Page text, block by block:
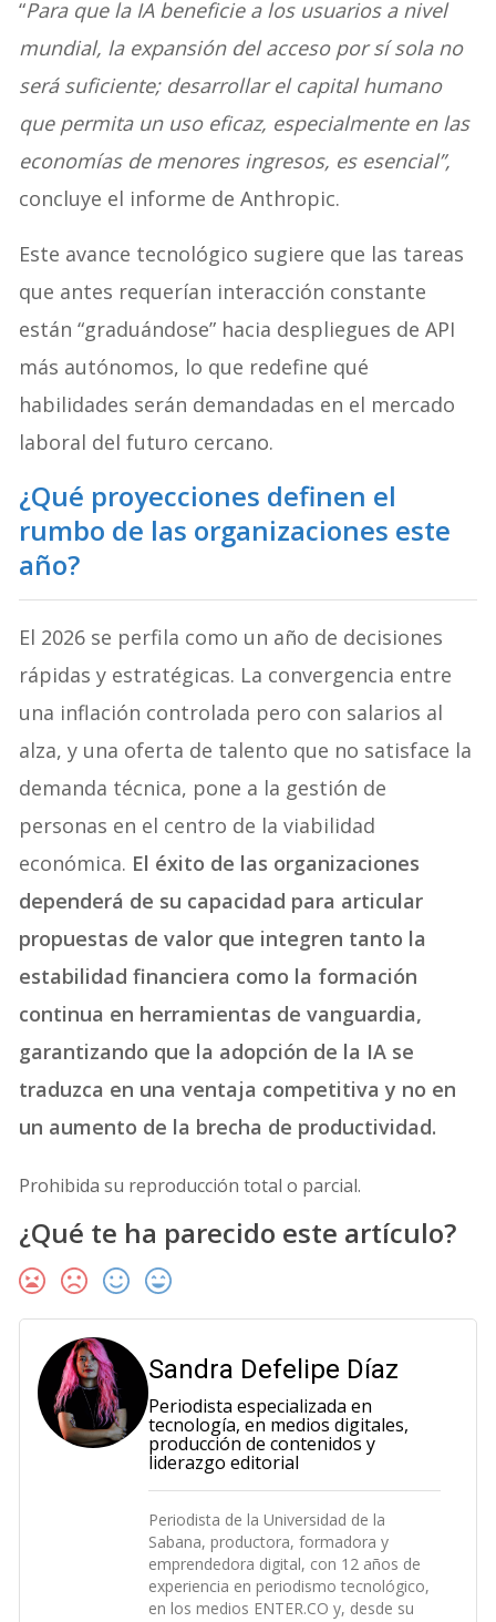
“Para que la IA beneficie a los usuarios a nivel
mundial, la expansión del acceso por sí sola no
será suficiente; desarrollar el capital humano
que permita un uso eficaz, especialmente en las
economías de menores ingresos, es esencial”,
concluye el informe de Anthropic.
Este avance tecnológico sugiere que las tareas
que antes requerían interacción constante
están “graduándose” hacia despliegues de API
más autónomos, lo que redefine qué
habilidades serán demandadas en el mercado
laboral del futuro cercano.
¿Qué proyecciones definen el
rumbo de las organizaciones este
año?
El 2026 se perfila como un año de decisiones
rápidas y estratégicas. La convergencia entre
una inflación controlada pero con salarios al
alza, y una oferta de talento que no satisface la
demanda técnica, pone a la gestión de
personas en el centro de la viabilidad
económica. El éxito de las organizaciones
dependerá de su capacidad para articular
propuestas de valor que integren tanto la
estabilidad financiera como la formación
continua en herramientas de vanguardia,
garantizando que la adopción de la IA se
traduzca en una ventaja competitiva y no en
un aumento de la brecha de productividad.
Prohibida su reproducción total o parcial.
¿Qué te ha parecido este artículo?
Sandra Defelipe Díaz
Periodista especializada en
tecnología, en medios digitales,
producción de contenidos y
liderazgo editorial
Periodista de la Universidad de la
Sabana, productora, formadora y
emprendedora digital, con 12 años de
experiencia en periodismo tecnológico,
en los medios ENTER.CO y, desde su